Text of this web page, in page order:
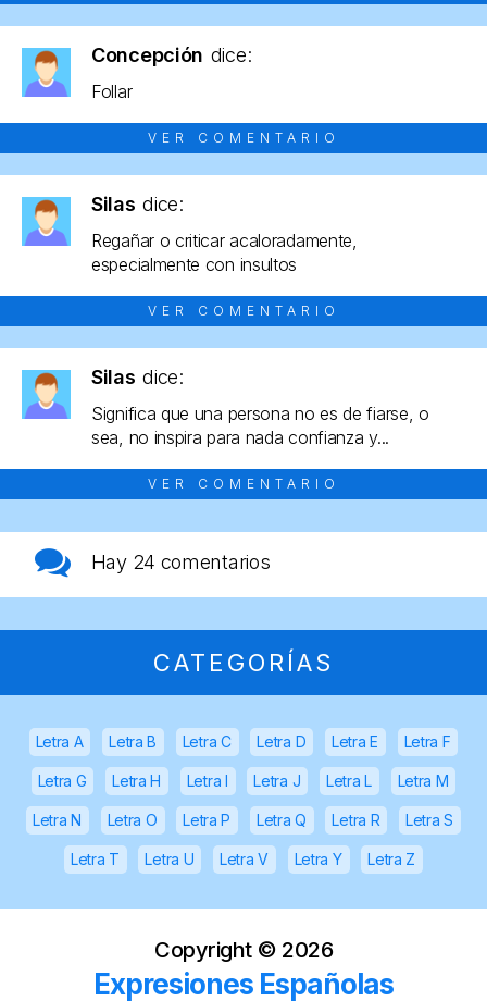
Concepción dice:
Follar
VER COMENTARIO
Silas dice:
Regañar o criticar acaloradamente,
especialmente con insultos
VER COMENTARIO
Silas dice:
Significa que una persona no es de fiarse, o
sea, no inspira para nada confianza y...
VER COMENTARIO
Hay 24 comentarios
CATEGORÍAS
Letra A Letra B Letra C Letra D Letra E Letra F
Letra G Letra H Letra I Letra J Letra L Letra M
Letra N Letra O Letra P Letra Q Letra R Letra S
Letra T Letra U Letra V Letra Y Letra Z
Copyright © 2026
Expresiones Españolas